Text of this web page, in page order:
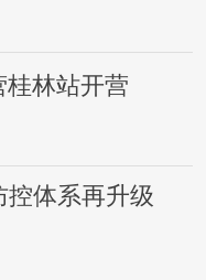
桂林站开营
控体系再升级